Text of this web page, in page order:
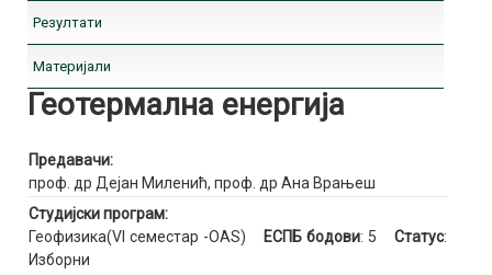
Резултати
Материјали
Геотермална енергија
Предавачи:
проф. др Дејан Миленић, проф. др Ана Врањеш
Студијски програм:
Геофизика(VI семестар -OAS)
ЕСПБ бодови: 5 Статус:
Изборни